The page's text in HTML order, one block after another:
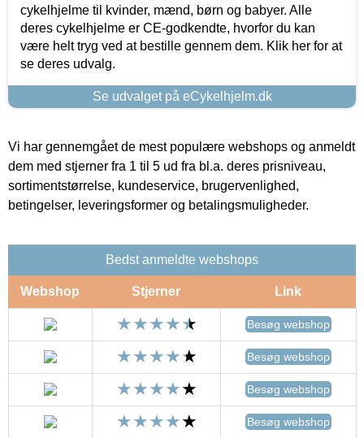
cykelhjelme til kvinder, mænd, børn og babyer. Alle
deres cykelhjelme er CE-godkendte, hvorfor du kan
være helt tryg ved at bestille gennem dem. Klik her for at
se deres udvalg.
Se udvalget på eCykelhjelm.dk
Vi har gennemgået de mest populære webshops og anmeldt
dem med stjerner fra 1 til 5 ud fra bl.a. deres prisniveau,
sortimentstørrelse, kundeservice, brugervenlighed,
betingelser, leveringsformer og betalingsmuligheder.
Bedst anmeldte webshops
Webshop Stjerner Link
Besøg webshop
Besøg webshop
Besøg webshop
Besøg webshop